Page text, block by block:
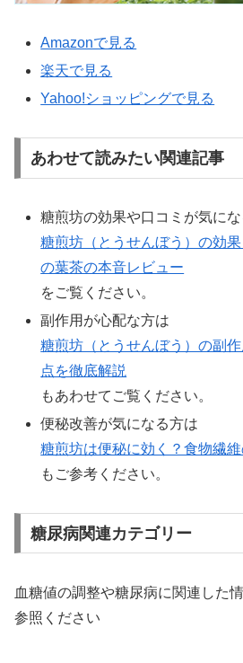
Amazonで見る
楽天で見る
Yahoo!ショッピングで見る
あわせて読みたい関連記事
糖煎坊の効果や口コミが気に
糖煎坊（とうせんぼう）の効
の葉茶の本音レビュー
をご覧ください。
副作用が心配な方は
糖煎坊（とうせんぼう）の副
点を徹底解説
もあわせてご覧ください。
便秘改善が気になる方は
糖煎坊は便秘に効く？食物繊
もご参考ください。
糖尿病関連カテゴリー
血糖値の調整や糖尿病に関連した
参照ください